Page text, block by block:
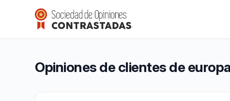
europaband
Calificación global: 9,3 de 10
9,3/10(4 291 opiniones)
Opiniones de clientes de